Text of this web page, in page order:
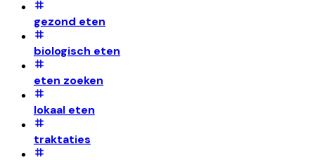
gezond eten
biologisch eten
eten zoeken
lokaal eten
traktaties